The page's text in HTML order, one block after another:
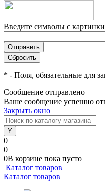
Введите символы с картинки
* - Поля, обязательные для
Сообщение отправлено
Ваше сообщение успешно
Закрыть окно
0
0
0В корзине пока пусто
Каталог товаров
Каталог товаров